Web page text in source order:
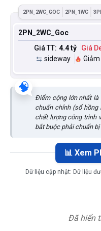
2PN_2WC_GOC 2PN_1WC
2PN_2WC_Goc
Giá TT: 4.4 tỷ Giá
sideway
Giảm
🧠
Điểm cộng lớn nhất là
chuẩn chỉnh (sổ hồng
chất lượng công trình
bắt buộc phải chuẩn
📊 Xem
Dữ liệu cập nhật: Dữ liệu
Đã hiển